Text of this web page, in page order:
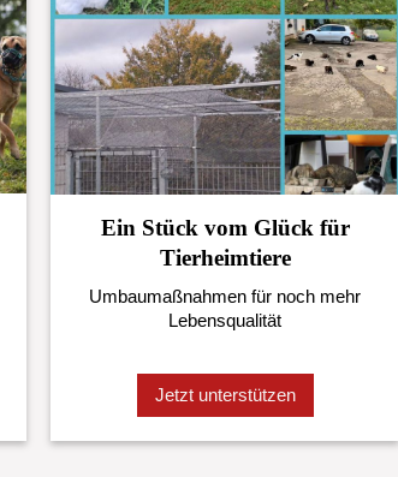
Ein Stück vom Glück für
Tierheimtiere
Umbaumaßnahmen für noch mehr
Lebensqualität
Jetzt unterstützen